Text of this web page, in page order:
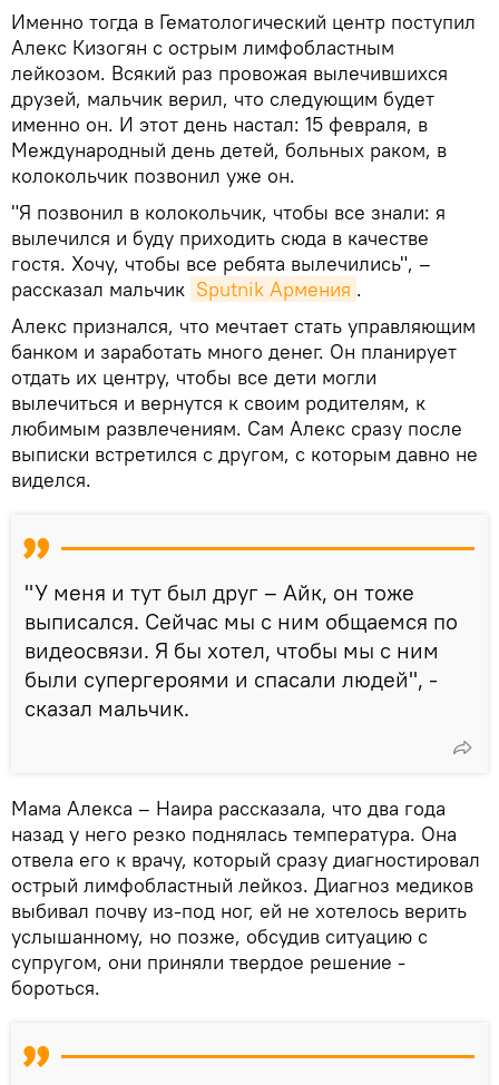
Именно тогда в Гематологический центр поступил
Алекс Кизогян с острым лимфобластным
лейкозом. Всякий раз провожая вылечившихся
друзей, мальчик верил, что следующим будет
именно он. И этот день настал: 15 февраля, в
Международный день детей, больных раком, в
колокольчик позвонил уже он.
"Я позвонил в колокольчик, чтобы все знали: я
вылечился и буду приходить сюда в качестве
гостя. Хочу, чтобы все ребята вылечились", –
рассказал мальчик Sputnik Армения .
Алекс признался, что мечтает стать управляющим
банком и заработать много денег. Он планирует
отдать их центру, чтобы все дети могли
вылечиться и вернутся к своим родителям, к
любимым развлечениям. Сам Алекс сразу после
выписки встретился с другом, с которым давно не
виделся.
"У меня и тут был друг – Айк, он тоже
выписался. Сейчас мы с ним общаемся по
видеосвязи. Я бы хотел, чтобы мы с ним
были супергероями и спасали людей", -
сказал мальчик.
Мама Алекса – Наира рассказала, что два года
назад у него резко поднялась температура. Она
отвела его к врачу, который сразу диагностировал
острый лимфобластный лейкоз. Диагноз медиков
выбивал почву из-под ног, ей не хотелось верить
услышанному, но позже, обсудив ситуацию с
супругом, они приняли твердое решение -
бороться.